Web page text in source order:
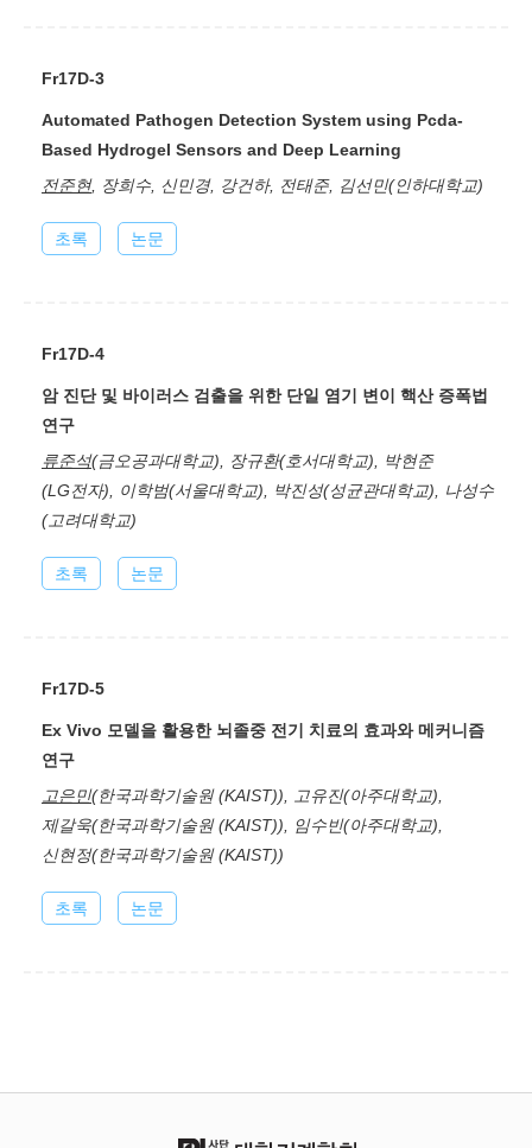
Fr17D-3
Automated Pathogen Detection System using Pcda-
Based Hydrogel Sensors and Deep Learning
전준현, 장희수, 신민경, 강건하, 전태준, 김선민(인하대학교)
초록 논문
Fr17D-4
암 진단 및 바이러스 검출을 위한 단일 염기 변이 핵산 증폭법
연구
류준석(금오공과대학교), 장규환(호서대학교), 박현준
(LG전자), 이학범(서울대학교), 박진성(성균관대학교), 나성수
(고려대학교)
초록 논문
Fr17D-5
Ex Vivo 모델을 활용한 뇌졸중 전기 치료의 효과와 메커니즘
연구
고은민(한국과학기술원 (KAIST)), 고유진(아주대학교),
제갈욱(한국과학기술원 (KAIST)), 임수빈(아주대학교),
신현정(한국과학기술원 (KAIST))
초록 논문